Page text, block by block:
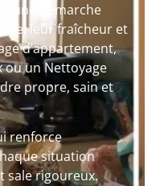
une démarche
leur fraîcheur et
d’appartement,
ou un Nettoyage
propre, sain et
renforce
situation
sale rigoureux.